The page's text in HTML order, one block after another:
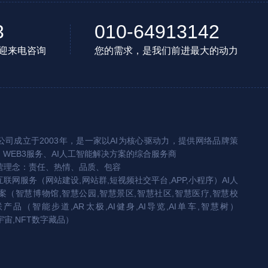
来电咨询
010-64913142
您的需求，是我们前进最大的动力
司成立于2003年，是一家以AI为核心驱动力，提供网络品牌策
服务、AI人工智能解决方案的综合服务商
理念：责任、热情、品质、包容
网服务（网站建设,网站群,短视频社交平台,APP,小程序）AI人
（智慧博物馆,智慧公园,智慧景区,智慧社区,智慧医疗,智慧校
品（智能步道,AR太极,AI健身,AI导览,AI单车,智慧树）
,NFT数字藏品）